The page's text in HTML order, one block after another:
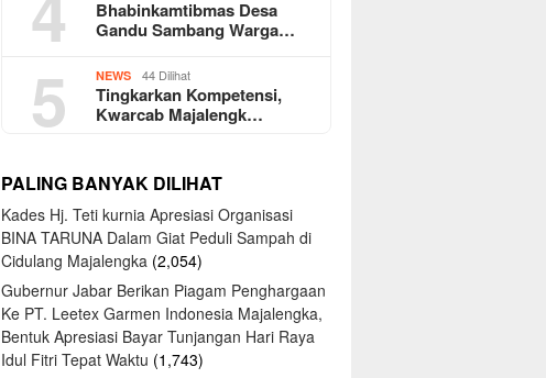
Bhabinkamtibmas Desa
Gandu Sambang Warga…
5 NEWS 44 Dilihat
Tingkarkan Kompetensi,
Kwarcab Majalengk…
PALING BANYAK DILIHAT
Kades Hj. Teti kurnia Apresiasi Organisasi
BINA TARUNA Dalam Giat Peduli Sampah di
Cidulang Majalengka (2,054)
Gubernur Jabar Berikan Piagam Penghargaan
Ke PT. Leetex Garmen Indonesia Majalengka,
Bentuk Apresiasi Bayar Tunjangan Hari Raya
Idul Fitri Tepat Waktu (1,743)